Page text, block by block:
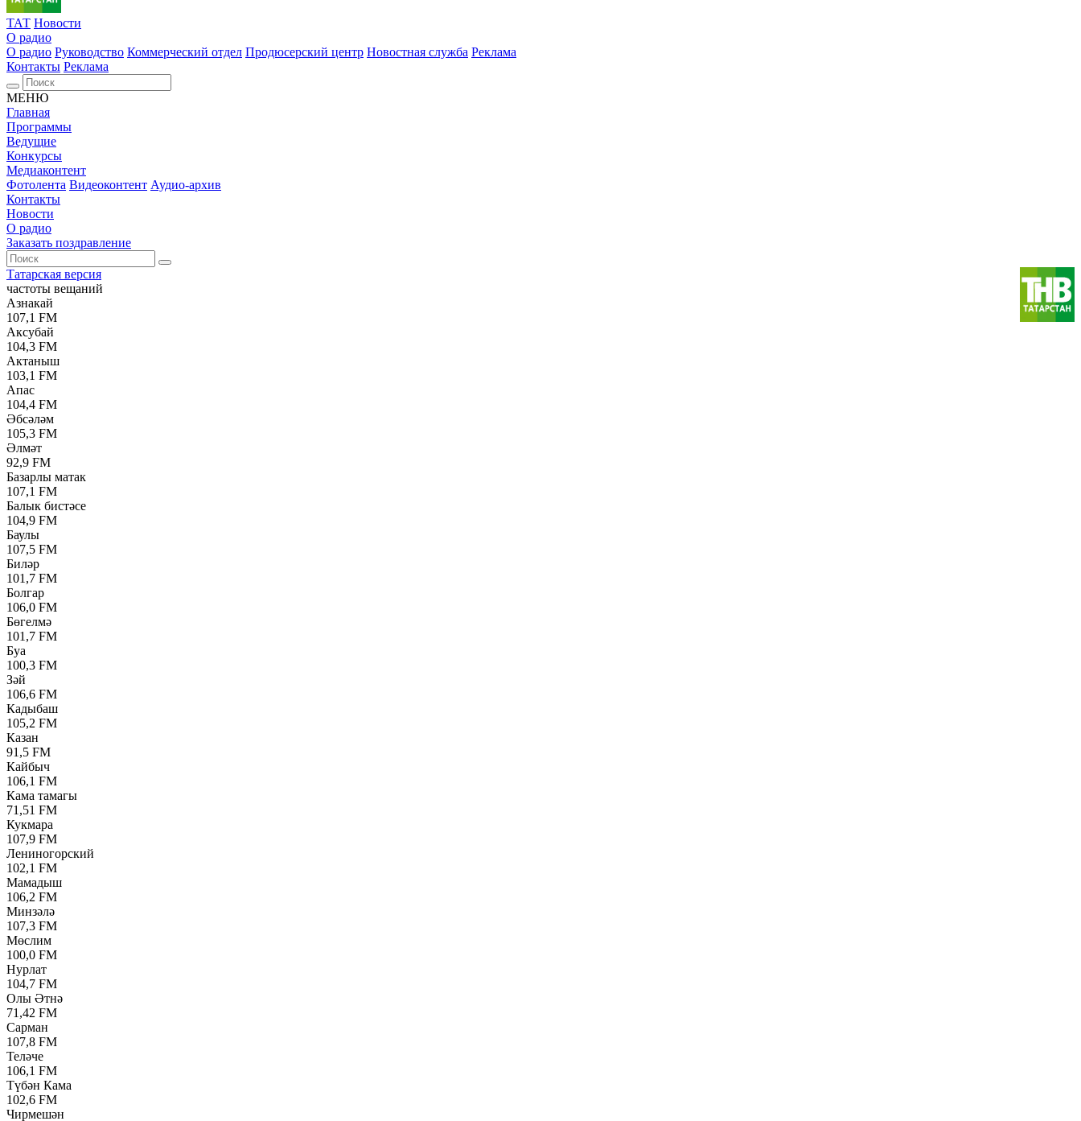
ТАТ Новости
О радио
О радио Руководство Коммерческий отдел Продюсерский центр Новостная служба Реклама
Контакты Реклама
МЕНЮ
Главная
Программы
Ведущие
Конкурсы
Медиаконтент
Фотолента Видеоконтент Аудио-архив
Контакты
Новости
О радио
Заказать поздравление
Татарская версия
частоты вещаний
Азнакай
107,1 FM
Аксубай
104,3 FM
Актаныш
103,1 FM
Апас
104,4 FM
Әбсәләм
105,3 FM
Әлмәт
92,9 FM
Базарлы матак
107,1 FM
Балык бистәсе
104,9 FM
Баулы
107,5 FM
Биләр
101,7 FM
Болгар
106,0 FM
Бөгелмә
101,7 FM
Буа
100,3 FM
Зәй
106,6 FM
Кадыбаш
105,2 FM
Казан
91,5 FM
Кайбыч
106,1 FM
Кама тамагы
71,51 FM
Кукмара
107,9 FM
Лениногорский
102,1 FM
Мамадыш
106,2 FM
Минзәлә
107,3 FM
Мөслим
100,0 FM
Нурлат
104,7 FM
Олы Әтнә
71,42 FM
Сарман
107,8 FM
Теләче
106,1 FM
Түбән Кама
102,6 FM
Чирмешән